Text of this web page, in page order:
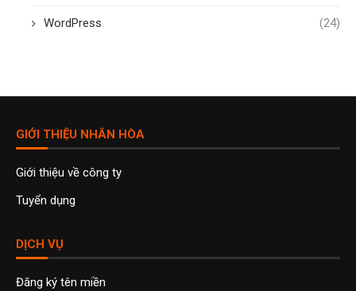
WordPress (24)
GIỚI THIỆU NHÂN HÒA
Giới thiệu về công ty
Tuyển dụng
DỊCH VỤ
Đăng ký tên miền